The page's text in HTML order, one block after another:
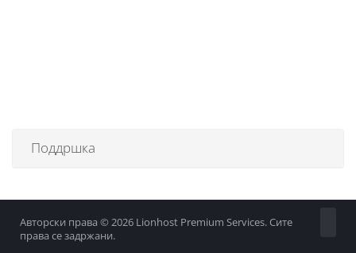
Поддршка
Авторски права © 2026 Lionhost Premium Services. Сите
права се задржани.